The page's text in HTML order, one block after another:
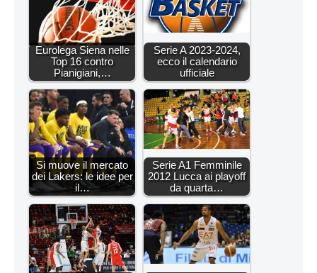
Eurolega Siena nelle
Top 16 contro
Pianigiani,…
Serie A 2023-2024,
ecco il calendario
ufficiale
Si muove il mercato
dei Lakers: le idee per
il…
Serie A1 Femminile
2012 Lucca ai playoff
da quarta…